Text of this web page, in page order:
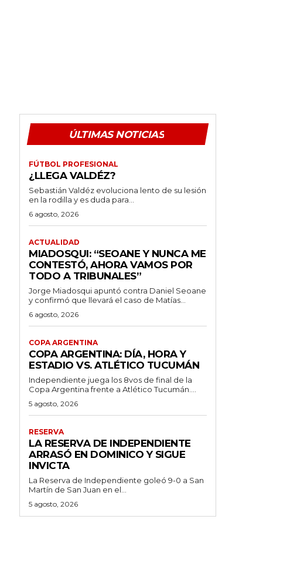
ÚLTIMAS NOTICIAS
FÚTBOL PROFESIONAL
¿LLEGA VALDÉZ?
Sebastián Valdéz evoluciona lento de su lesión
en la rodilla y es duda para...
6 agosto, 2026
ACTUALIDAD
MIADOSQUI: “SEOANE Y NUNCA ME
CONTESTÓ, AHORA VAMOS POR
TODO A TRIBUNALES”
Jorge Miadosqui apuntó contra Daniel Seoane
y confirmó que llevará el caso de Matías...
6 agosto, 2026
COPA ARGENTINA
COPA ARGENTINA: DÍA, HORA Y
ESTADIO VS. ATLÉTICO TUCUMÁN
Independiente juega los 8vos de final de la
Copa Argentina frente a Atlético Tucumán....
5 agosto, 2026
RESERVA
LA RESERVA DE INDEPENDIENTE
ARRASÓ EN DOMINICO Y SIGUE
INVICTA
La Reserva de Independiente goleó 9-0 a San
Martín de San Juan en el...
5 agosto, 2026